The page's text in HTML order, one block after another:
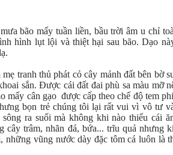
bão mấy tuần liền, bầu trời âm u chỉ
hình lụt lội và thiệt hại sau bão. Dạo
tranh thủ phát cỏ cây mảnh đất bên bờ
sắn. Được cái đất đai phù sa màu mỡ
mấy cân gạo được cấp theo chế độ tem
bọn trẻ chúng tôi lại rất vui vì vô tư
sông ra suối mà không khi nào thiếu cái
cây trâm, nhãn đá, bứa... trĩu quả nhưng
những vũng nước dày đặc tôm cá luôn là